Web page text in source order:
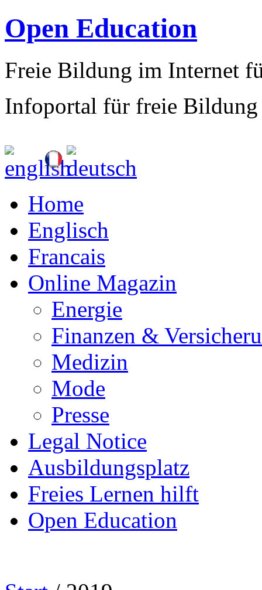
Open Education
Freie Bildung im Internet
Infoportal für freie Bildung
Home
Englisch
Francais
Online Magazin
Energie
Finanzen &
Medizin
Mode
Presse
Legal Notice
Ausbildungsplatz
Freies Lernen hilft
Open Education